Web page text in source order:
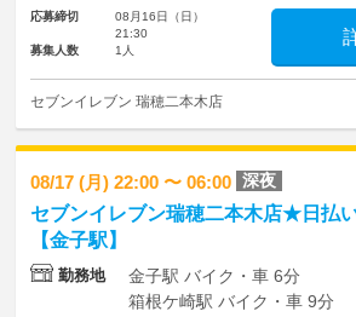
応募締切
08月16日（日）
21:30
募集人数
1人
セブンイレブン 瑞穂二本木店
08/17 (月) 22:00 〜 06:00 深夜
セブンイレブン瑞穂二本木店★日払
【金子駅】
勤務地
金子駅 バイク・車 6分
箱根ケ崎駅 バイク・車 9分